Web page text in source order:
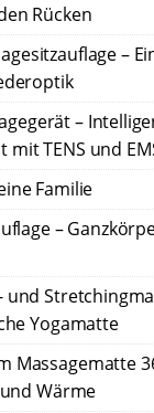
Rücken
–
–
mit TENS und
Familie
–
und
Yogamatte
Massagematte
Wärme